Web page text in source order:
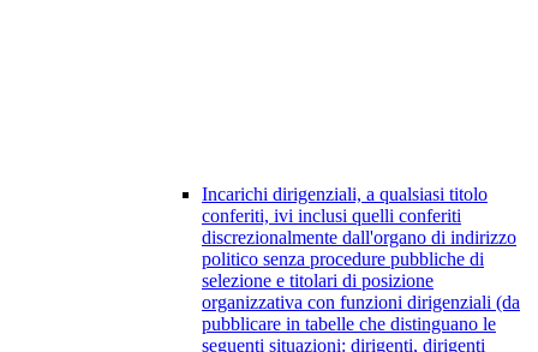
Incarichi dirigenziali, a qualsiasi titolo
conferiti, ivi inclusi quelli conferiti
discrezionalmente dall'organo di indirizzo
politico senza procedure pubbliche di
selezione e titolari di posizione
organizzativa con funzioni dirigenziali (da
pubblicare in tabelle che distinguano le
seguenti situazioni: dirigenti, dirigenti